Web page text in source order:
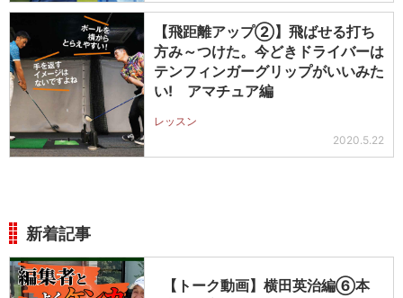
【飛距離アップ②】飛ばせる打ち
方み～つけた。今どきドライバーは
テンフィンガーグリップがいいみた
い! アマチュア編
レッスン
2020.5.22
新着記事
【トーク動画】横田英治編⑥本